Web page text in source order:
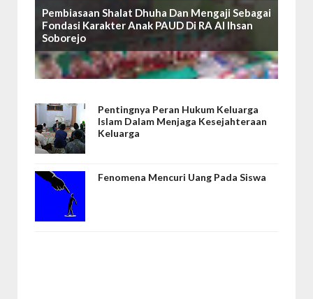
Pembiasaan Shalat Dhuha Dan Mengaji Sebagai
Fondasi Karakter Anak PAUD Di RA Al Ihsan
Soborejo
Pentingnya Peran Hukum Keluarga
Islam Dalam Menjaga Kesejahteraan
Keluarga
Fenomena Mencuri Uang Pada Siswa